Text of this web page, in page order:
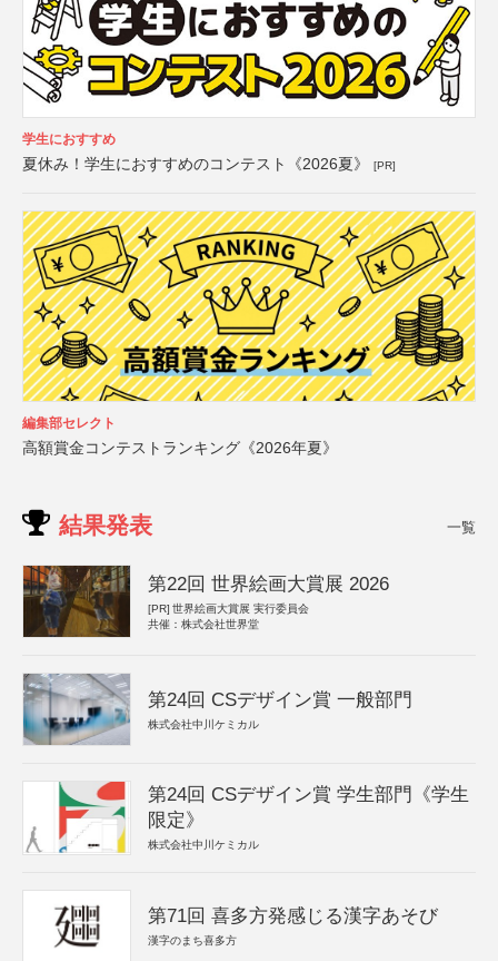
学生におすすめ
夏休み！学生におすすめのコンテスト《2026夏》 [PR]
編集部セレクト
高額賞金コンテストランキング《2026年夏》
結果発表 一覧
第22回 世界絵画大賞展 2026
[PR] 世界絵画大賞展 実行委員会
共催：株式会社世界堂
第24回 CSデザイン賞 一般部門
株式会社中川ケミカル
第24回 CSデザイン賞 学生部門《学生
限定》
株式会社中川ケミカル
第71回 喜多方発感じる漢字あそび
漢字のまち喜多方